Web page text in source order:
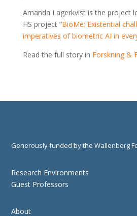
Amanda Lagerkvist is the project
HS project “BioMe: Existential
imperatives of biometric AI in
Read the full story in Forskning &
Generously funded by the Wallenberg
Research Environments
Guest Professors
About